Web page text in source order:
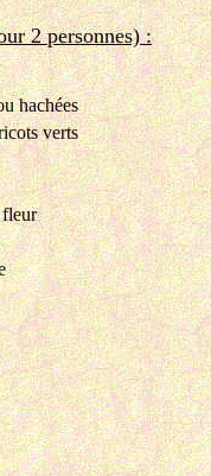
2 personnes) :
hachées
verts